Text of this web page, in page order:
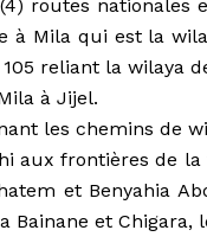
routes nationales
à Mila qui est la
105 reliant la wilaya
à Jijel.
les chemins de
aux frontières de
et Benyahia
Bainane et